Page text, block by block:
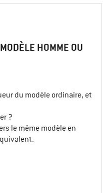
HOMME OU
du modèle ordinaire, et
?
le même modèle en